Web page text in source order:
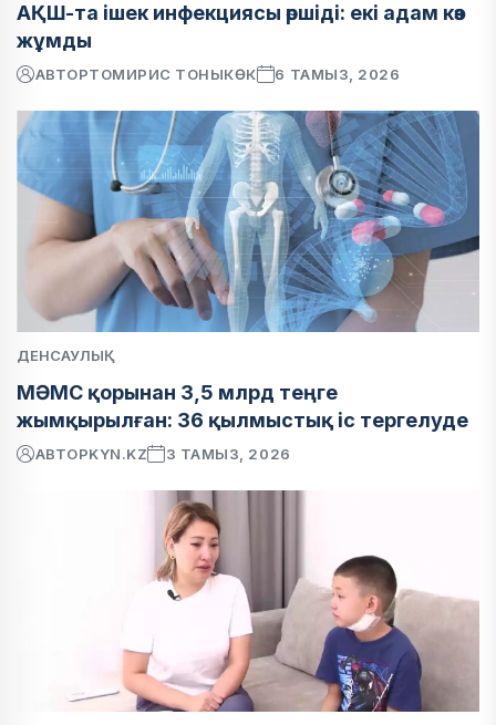
АҚШ-та ішек инфекциясы өршіді: екі адам көз
жұмды
АВТОРТОМИРИС ТОНЫКӨК 6 ТАМЫЗ, 2026
ДЕНСАУЛЫҚ
МӘМС қорынан 3,5 млрд теңге
жымқырылған: 36 қылмыстық іс тергелуде
АВТОРKYN.KZ 3 ТАМЫЗ, 2026